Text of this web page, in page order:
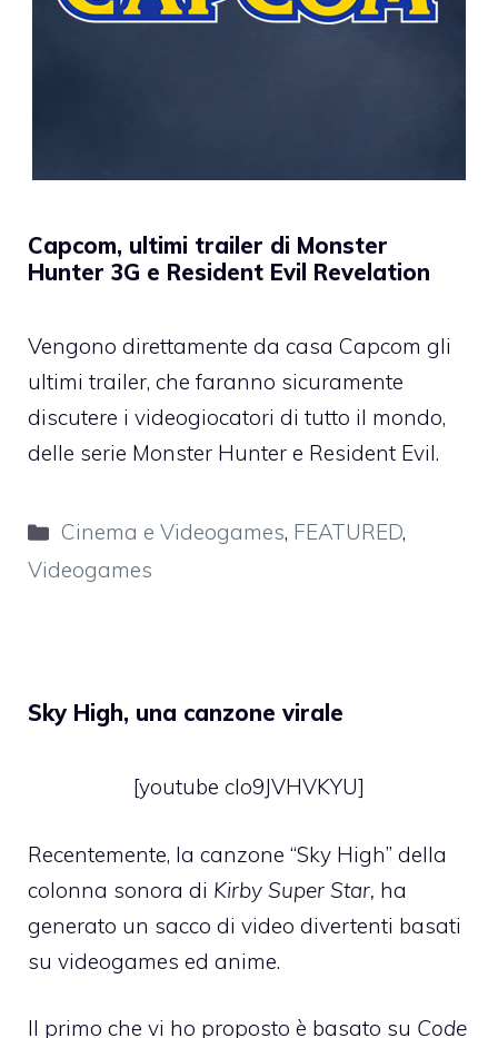
Capcom, ultimi trailer di Monster
Hunter 3G e Resident Evil Revelation
Vengono direttamente da casa Capcom gli
ultimi trailer, che faranno sicuramente
discutere i videogiocatori di tutto il mondo,
delle serie Monster Hunter e Resident Evil.
Categorie
Cinema e Videogames, FEATURED,
Videogames
Sky High, una canzone virale
[youtube clo9JVHVKYU]
Recentemente, la canzone “Sky High” della
colonna sonora di Kirby Super Star, ha
generato un sacco di video divertenti basati
su videogames ed anime.
Il primo che vi ho proposto è basato su Code